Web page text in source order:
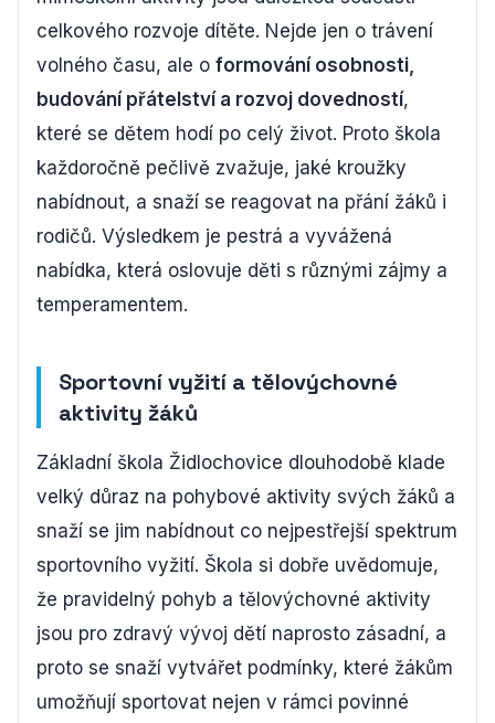
celkového rozvoje dítěte. Nejde jen o trávení
volného času, ale o formování osobnosti,
budování přátelství a rozvoj dovedností,
které se dětem hodí po celý život. Proto škola
každoročně pečlivě zvažuje, jaké kroužky
nabídnout, a snaží se reagovat na přání žáků i
rodičů. Výsledkem je pestrá a vyvážená
nabídka, která oslovuje děti s různými zájmy a
temperamentem.
Sportovní vyžití a tělovýchovné
aktivity žáků
Základní škola Židlochovice dlouhodobě klade
velký důraz na pohybové aktivity svých žáků a
snaží se jim nabídnout co nejpestřejší spektrum
sportovního vyžití. Škola si dobře uvědomuje,
že pravidelný pohyb a tělovýchovné aktivity
jsou pro zdravý vývoj dětí naprosto zásadní, a
proto se snaží vytvářet podmínky, které žákům
umožňují sportovat nejen v rámci povinné